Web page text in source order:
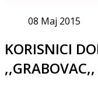
08 Maj 2015
KORISNICI